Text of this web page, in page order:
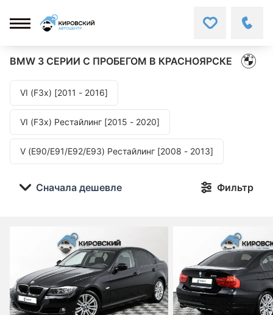
BMW 3 СЕРИИ С ПРОБЕГОМ В КРАСНОЯРСКЕ
VI (F3x) [2011 - 2016]
VI (F3x) Рестайлинг [2015 - 2020]
V (E90/E91/E92/E93) Рестайлинг [2008 - 2013]
Фильтр
Сначала дешевле